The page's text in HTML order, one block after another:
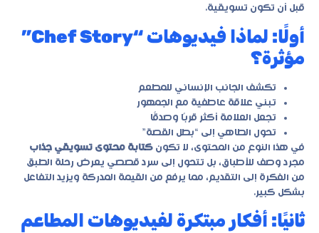
قبل أن تكون تسويقية.
أولًا: لماذا فيديوهات “Chef Story”
مؤثرة؟
تكشف الجانب الإنساني للمطعم
تبني علاقة عاطفية مع الجمهور
تجعل العلامة أكثر قربًا وصدقًا
تحول الطاهي إلى “بطل القصة”
في هذا النوع من المحتوى، لا تكون كتابة محتوى تسويقي جذاب
مجرد وصف للأطباق، بل تتحول إلى سرد قصصي يعرض رحلة الطبق
من الفكرة إلى التقديم، مما يرفع من القيمة المدركة ويزيد التفاعل
بشكل كبير.
ثانيًا: أفكار مبتكرة لفيديوهات المطاعم